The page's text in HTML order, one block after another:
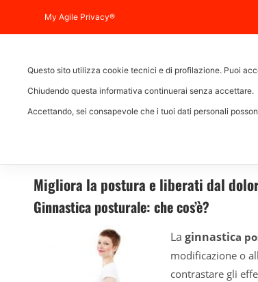
Migliora la postura e liberati dal
Ginnastica posturale: che cos’è?
La ginnastica
modificazione o
contrastare gli
My Agile Privacy®
Questo sito utilizza cookie tecnici e di profilazione. Puoi
Chiudendo questa informativa continuerai senza accettare.
Accettando, sei consapevole che i tuoi dati personali